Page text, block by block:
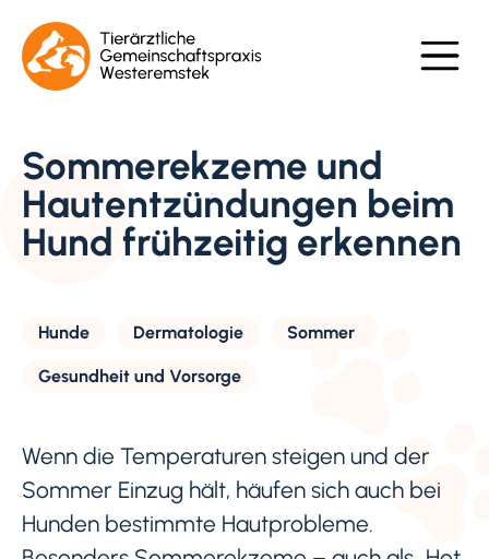
Sommerekzeme und
Hautentzündungen beim
Hund frühzeitig erkennen
Hunde Dermatologie Sommer
Gesundheit und Vorsorge
Wenn die Temperaturen steigen und der
Sommer Einzug hält, häufen sich auch bei
Hunden bestimmte Hautprobleme.